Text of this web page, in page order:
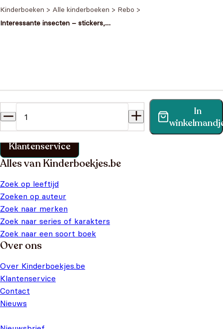
Kinderboeken > Alle kinderboeken > Rebo >
Interessante insecten – stickers,
In
Vind binnen no-time antwoord op je vraag op onze
klantenservice pagina.
Klantenservice
Alles van Kinderboekjes.be
Zoek op leeftijd
Zoeken op auteur
Zoek naar merken
Zoek naar series of karakters
Zoek naar een soort boek
Over ons
Over Kinderboekjes.be
Klantenservice
Contact
Nieuws